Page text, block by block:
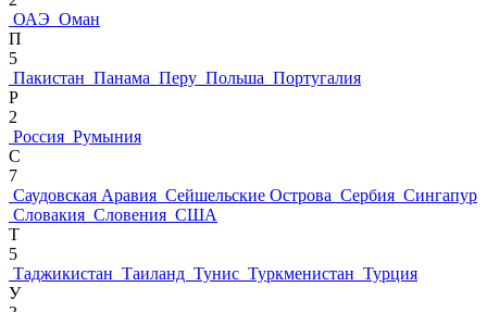
ОАЭ Оман
П
5
Пакистан Панама Перу Польша Португалия
Р
2
Россия Румыния
С
7
Саудовская Аравия Сейшельские Острова Сербия Сингапур
Словакия Словения США
Т
5
Таджикистан Таиланд Тунис Туркменистан Турция
У